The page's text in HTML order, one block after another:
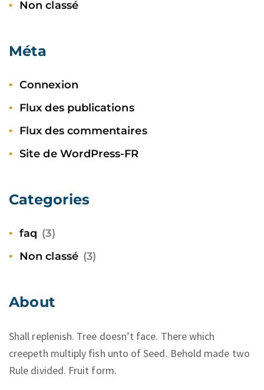
Non classé
Méta
Connexion
Flux des publications
Flux des commentaires
Site de WordPress-FR
Categories
faq (3)
Non classé (3)
About
Shall replenish. Tree doesn’t face. There which
creepeth multiply fish unto of Seed. Behold made two
Rule divided. Fruit form.